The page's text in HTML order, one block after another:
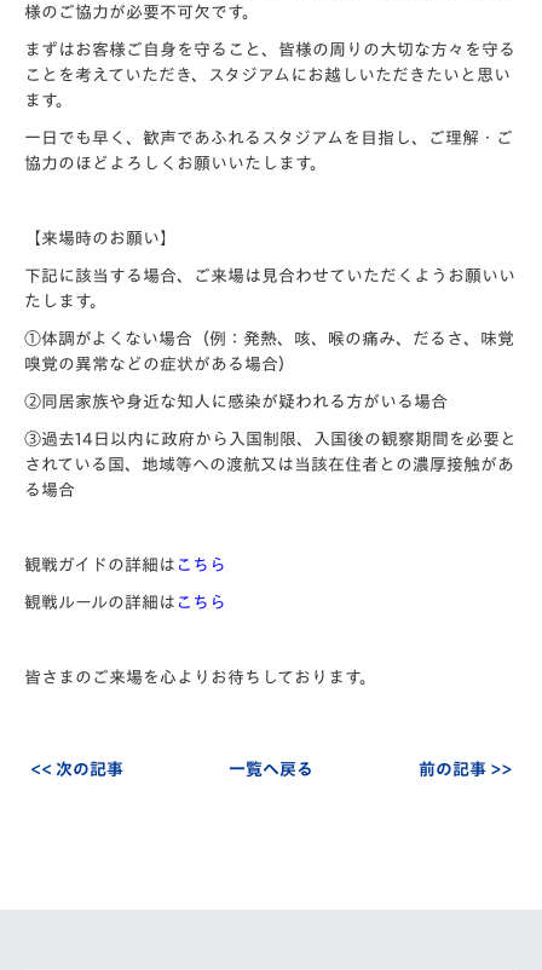
様のご協力が必要不可欠です。
まずはお客様ご自身を守ること、皆様の周りの大切な方々を守る
ことを考えていただき、スタジアムにお越しいただきたいと思い
ます。
一日でも早く、歓声であふれるスタジアムを目指し、ご理解・ご
協力のほどよろしくお願いいたします。
【来場時のお願い】
下記に該当する場合、ご来場は見合わせていただくようお願いい
たします。
①体調がよくない場合（例：発熱、咳、喉の痛み、だるさ、味覚
嗅覚の異常などの症状がある場合）
②同居家族や身近な知人に感染が疑われる方がいる場合
③過去14日以内に政府から入国制限、入国後の観察期間を必要と
されている国、地域等への渡航又は当該在住者との濃厚接触があ
る場合
観戦ガイドの詳細は こちら
観戦ルールの詳細は こちら
皆さまのご来場を心よりお待ちしております。
<< 次の記事 一覧へ戻る 前の記事 >>